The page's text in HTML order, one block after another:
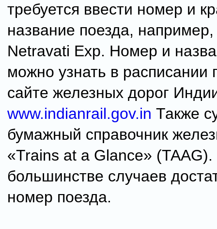
требуется ввести номер и
название поезда,
Netravati Exp. Номер и
можно узнать в расписании
сайте железных дорог
www.indianrail.gov.in Также
бумажный справочник
«Trains at a Glance»
большинстве случаев
номер поезда.